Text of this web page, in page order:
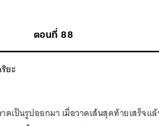
ตอนที่ 88
ยะ
เป็นรูปออกมา เมื่อวาดเส้นสุดท้ายเสร็จแ